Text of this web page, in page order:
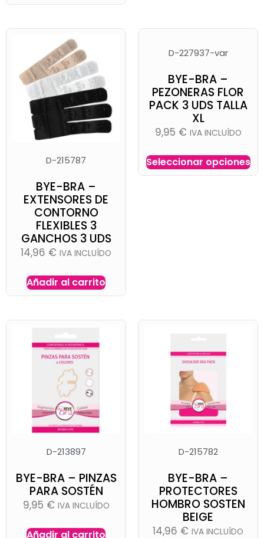
D-215787
BYE-BRA –
EXTENSORES DE
CONTORNO
FLEXIBLES 3
GANCHOS 3 UDS
14,96 € IVA INCLUÍDO
Añadir al carrito
D-227937-var
BYE-BRA –
PEZONERAS FLOR
PACK 3 UDS TALLA
XL
9,95 € IVA INCLUÍDO
Seleccionar opciones
D-213897
BYE-BRA – PINZAS
PARA SOSTÉN
9,95 € IVA INCLUÍDO
Añadir al carrito
D-215782
BYE-BRA –
PROTECTORES
HOMBRO SOSTEN
BEIGE
14,96 € IVA INCLUÍDO